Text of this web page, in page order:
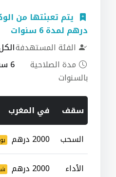
درهم لمدة 6 سنوات
الفئة المستهدفة
مدة الصلاحية
بالسنوات
6 سنوات
سقف في المغرب
السحب
2000 درهم
الأداء 2000 درهم